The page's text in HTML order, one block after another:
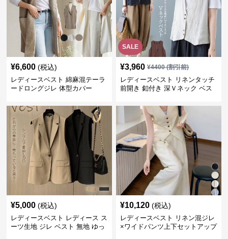
¥6,600 (税込)
レディースベスト 綿麻混テーラ
ードロングジレ 体型カバー
SALE
¥3,960 ¥4400(割引前)
レディースベスト リネンタッチ
前開き 釦付き 深Ｖネック ベス
¥5,000 (税込)
レディースベスト レディース ス
ーツ生地 ジレ ベスト 無地 ゆっ
¥10,120 (税込)
レディースベスト リネン混ジレ
×ワイドパンツ上下セットアップ